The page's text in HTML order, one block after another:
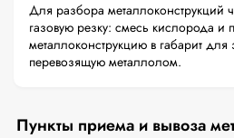
Для разбора металлоконструкций
газовую резку: смесь кислорода и
металлоконструкцию в габарит для
перевозящую металлолом.
Пункты приема и вывоза